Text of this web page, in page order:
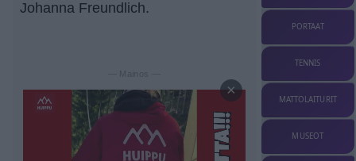
Johanna Freundlich.
— Mainos —
×
PORTAAT
TENNIS
MATTOLAITURIT
MUSEOT